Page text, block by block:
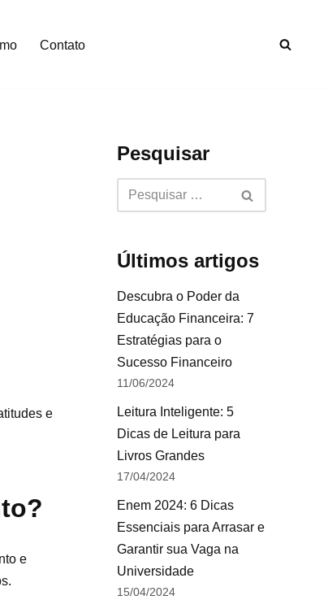
Contato
e
e
Pesquisar
Últimos artigos
Descubra o Poder da
Educação Financeira: 7
Estratégias para o
Sucesso Financeiro
11/06/2024
Leitura Inteligente: 5
Dicas de Leitura para
Livros Grandes
17/04/2024
Enem 2024: 6 Dicas
Essenciais para Arrasar e
Garantir sua Vaga na
Universidade
15/04/2024